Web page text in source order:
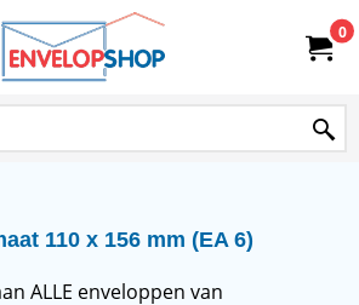
0
110 x 156 mm (EA 6)
ALLE enveloppen van